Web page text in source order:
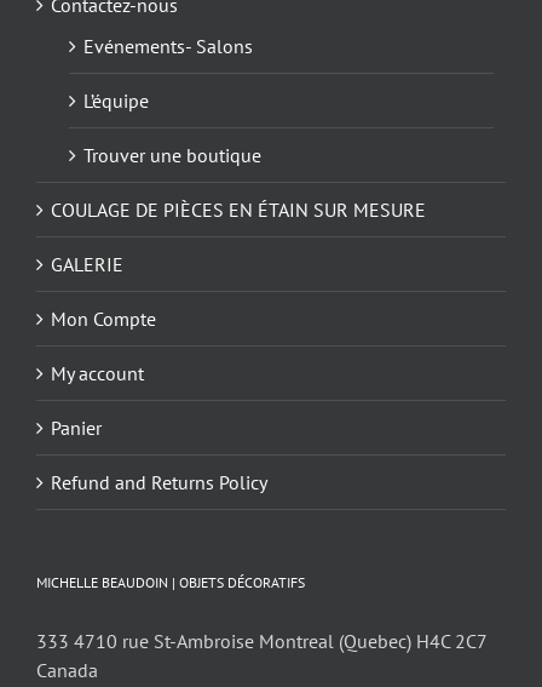
Contactez-nous
Evénements- Salons
L’équipe
Trouver une boutique
COULAGE DE PIÈCES EN ÉTAIN SUR MESURE
GALERIE
Mon Compte
My account
Panier
Refund and Returns Policy
MICHELLE BEAUDOIN | OBJETS DÉCORATIFS
333 4710 rue St-Ambroise Montreal (Quebec) H4C 2C7
Canada